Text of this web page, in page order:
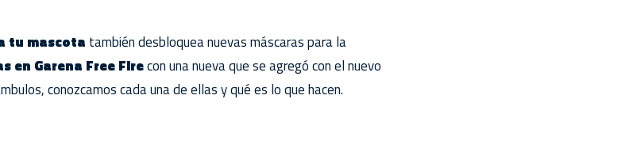
tu mascota también desbloquea nuevas máscaras para la
en Garena Free Firecon una nueva que se agregó con el nuevo
conozcamos cada una de ellas y qué es lo que hacen.